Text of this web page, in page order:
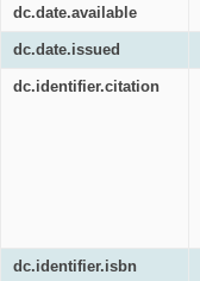
dc.date.available
dc.date.issued
dc.identifier.citation
dc.identifier.isbn